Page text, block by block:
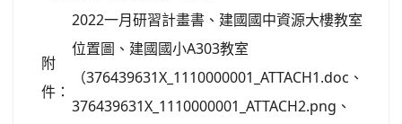
附
件：
2022一月研習計畫書、建國國中資源大樓教室
位置圖、建國國小A303教室
（376439631X_1110000001_ATTACH1.doc、
376439631X_1110000001_ATTACH2.png、